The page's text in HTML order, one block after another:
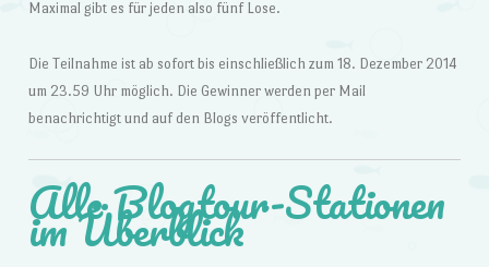
Maximal gibt es für jeden also fünf Lose.
Die Teilnahme ist ab sofort bis einschließlich zum 18. Dezember 2014
um 23.59 Uhr möglich. Die Gewinner werden per Mail
benachrichtigt und auf den Blogs veröffentlicht.
Alle Blogtour-Stationen
im Überblick